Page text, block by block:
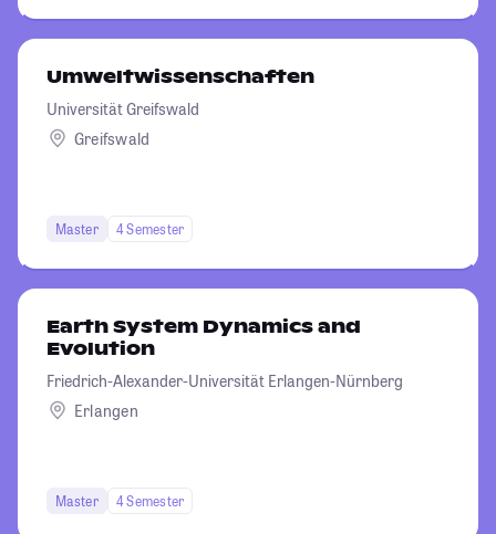
Umweltwissenschaften
Universität Greifswald
Greifswald
Master 4 Semester
Earth System Dynamics and
Evolution
Friedrich-Alexander-Universität Erlangen-Nürnberg
Erlangen
Master 4 Semester